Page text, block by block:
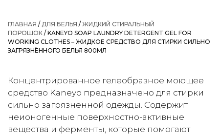
ГЛАВНАЯ / ДЛЯ БЕЛЬЯ / ЖИДКИЙ СТИРАЛЬНЫЙ
ПОРОШОК / KANEYO SOAP LAUNDRY DETERGENT GEL FOR
WORKING CLOTHES – ЖИДКОЕ СРЕДСТВО ДЛЯ СТИРКИ СИЛЬНО
ЗАГРЯЗНЁННОГО БЕЛЬЯ 800МЛ
Концентрированное гелеобразное моющее
средство Kaneyo предназначено для стирки
сильно загрязненной одежды. Содержит
неионогенные поверхностно-активные
вещества и ферменты, которые помогают